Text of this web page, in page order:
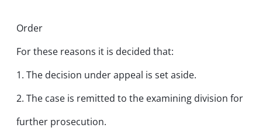
Order
For these reasons it is decided that:
1. The decision under appeal is set aside.
2. The case is remitted to the examining division for
further prosecution.